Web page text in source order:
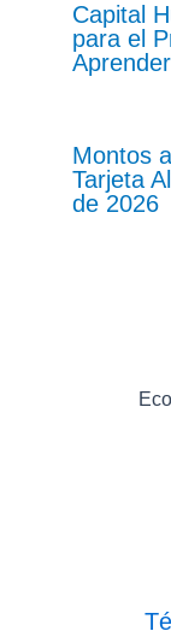
Capital
para el
Aprender
Montos
Tarjeta
de 2026